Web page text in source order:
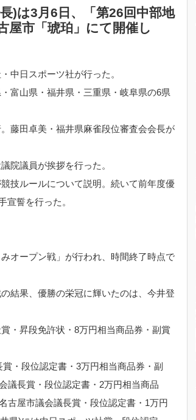
)は3月6日、「第26回中部地
屋市「琥珀」にて開催し
中日スポーツ社が行った。
富山県・福井県・三重県・岐阜県の6県
藤田卓美・福井県麻雀段位審査会会長が
院議員が挨拶を行った。
技ルールについて説明。続いて前年度優
宣誓を行った。
オープン戦」が行われ、時間終了時点で
結果、優勝の栄冠に輝いたのは、今井登
・昇段免許状・8万円相当商品券・副賞
・段位認定書・3万円相当商品券・副
議長賞・段位認定書・2万円相当商品
古屋市議会議長賞・段位認定書・1万円